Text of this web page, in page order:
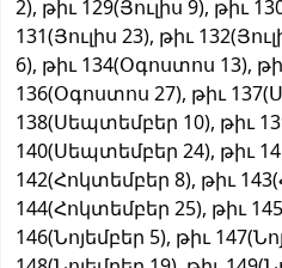
2), թիւ 129(Յուլիս 9), թիւ
131(Յուլիս 23), թիւ
6), թիւ 134(Օգոստոս 13),
136(Օգոստոս 27), թիւ
138(Սեպտեմբեր 10), թիւ
140(Սեպտեմբեր 24), թիւ
142(Հոկտեմբեր 8), թիւ
144(Հոկտեմբեր 25), թիւ
146(Նոյեմբեր 5), թիւ